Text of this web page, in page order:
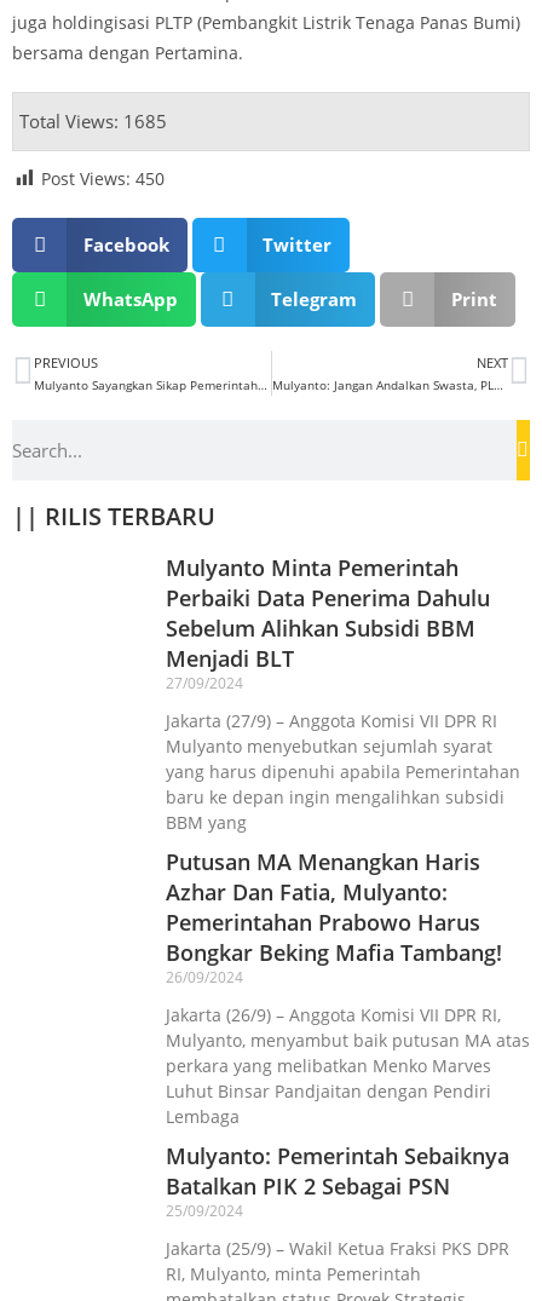
juga holdingisasi PLTP (Pembangkit Listrik Tenaga Panas Bumi)
bersama dengan Pertamina.
Total Views: 1685
Post Views: 450
Facebook Twitter
WhatsApp Telegram Print
PREVIOUS
Mulyanto Sayangkan Sikap Pemerintah Yang Kurang Hargai Kemampuan Ahli Vaksin Indonesia
NEXT
Mulyanto: Jangan Andalkan Swasta, PLN Perlu Bangun Pembangkit Sendiri
|| RILIS TERBARU
Mulyanto Minta Pemerintah
Perbaiki Data Penerima Dahulu
Sebelum Alihkan Subsidi BBM
Menjadi BLT
27/09/2024
Jakarta (27/9) – Anggota Komisi VII DPR RI
Mulyanto menyebutkan sejumlah syarat
yang harus dipenuhi apabila Pemerintahan
baru ke depan ingin mengalihkan subsidi
BBM yang
Putusan MA Menangkan Haris
Azhar Dan Fatia, Mulyanto:
Pemerintahan Prabowo Harus
Bongkar Beking Mafia Tambang!
26/09/2024
Jakarta (26/9) – Anggota Komisi VII DPR RI,
Mulyanto, menyambut baik putusan MA atas
perkara yang melibatkan Menko Marves
Luhut Binsar Pandjaitan dengan Pendiri
Lembaga
Mulyanto: Pemerintah Sebaiknya
Batalkan PIK 2 Sebagai PSN
25/09/2024
Jakarta (25/9) – Wakil Ketua Fraksi PKS DPR
RI, Mulyanto, minta Pemerintah